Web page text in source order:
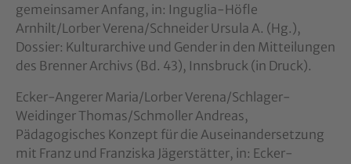
gemeinsamer Anfang, in: Inguglia-Höfle
Arnhilt/Lorber Verena/Schneider Ursula A. (Hg.),
Dossier: Kulturarchive und Gender in den Mitteilungen
des Brenner Archivs (Bd. 43), Innsbruck (in Druck).
Ecker-Angerer Maria/Lorber Verena/Schlager-
Weidinger Thomas/Schmoller Andreas,
Pädagogisches Konzept für die Auseinandersetzung
mit Franz und Franziska Jägerstätter, in: Ecker-